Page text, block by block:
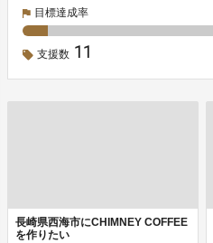
目標達成率
支援数 11
長崎県西海市にCHIMNEY COFFEE
を作りたい